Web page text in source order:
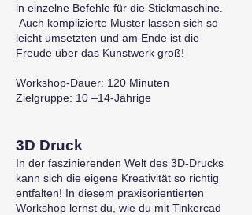
in einzelne Befehle für die Stickmaschine.
Auch komplizierte Muster lassen sich so
leicht umsetzten und am Ende ist die
Freude über das Kunstwerk groß!
Workshop-Dauer: 120 Minuten
Zielgruppe: 10 –14-Jährige
3D Druck
In der faszinierenden Welt des 3D-Drucks
kann sich die eigene Kreativität so richtig
entfalten! In diesem praxisorientierten
Workshop lernst du, wie du mit Tinkercad